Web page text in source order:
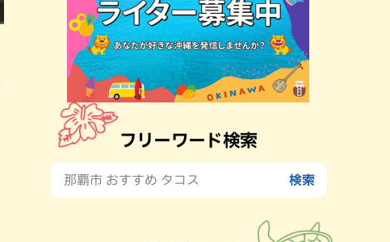
フリーワード検索